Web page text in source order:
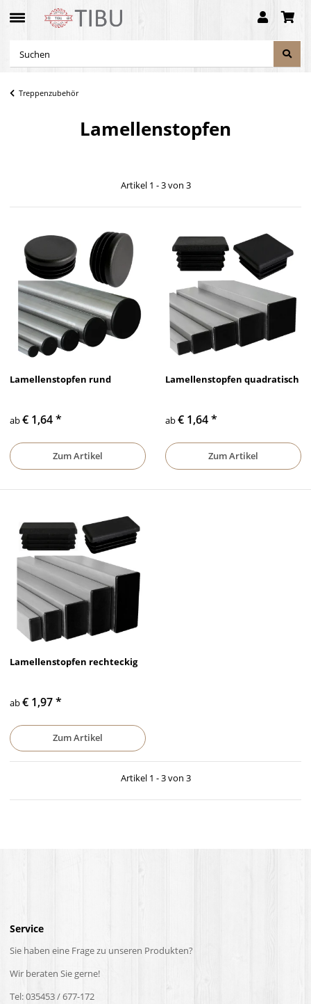
Treppenzubehör
Lamellenstopfen
Artikel 1 - 3 von 3
Lamellenstopfen rund
ab€ 1,64*
Zum Artikel
Lamellenstopfen quadratisch
ab€ 1,64*
Zum Artikel
Lamellenstopfen rechteckig
ab€ 1,97*
Zum Artikel
Artikel 1 - 3 von 3
Service
Sie haben eine Frage zu unseren Produkten?
Wir beraten Sie gerne!
Tel: 035453 / 677-172